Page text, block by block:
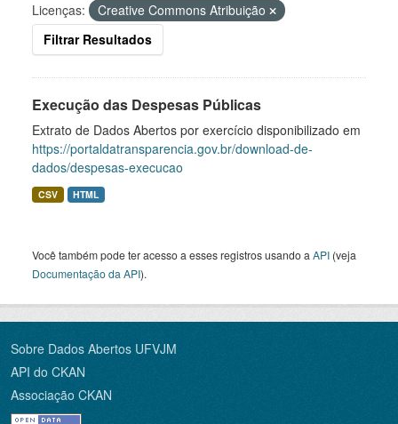
Licenças:
Creative Commons Atribuição
Filtrar Resultados
Execução das Despesas Públicas
Extrato de Dados Abertos por exercício disponibilizado em
https://portaldatransparencia.gov.br/download-de-
dados/despesas-execucao
CSV HTML
Você também pode ter acesso a esses registros usando a API (veja
Documentação da API).
Sobre Dados Abertos UFVJM
API do CKAN
Associação CKAN